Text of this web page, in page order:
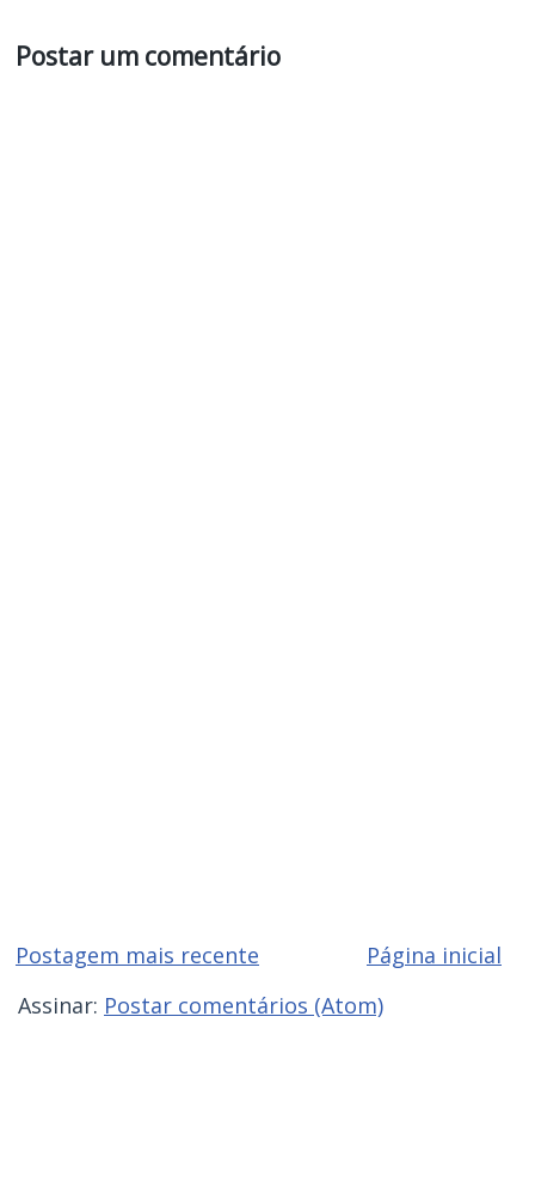
Postar um comentário
Postagem mais recente
Página inicial
Assinar: Postar comentários (Atom)